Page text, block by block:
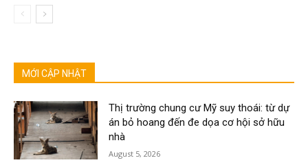
MỚI CẬP NHẬT
Thị trường chung cư Mỹ suy thoái: từ dự
án bỏ hoang đến đe dọa cơ hội sở hữu
nhà
August 5, 2026